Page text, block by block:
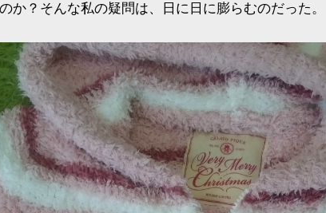
か？そんな私の疑問は、日に日に膨らむのだった。